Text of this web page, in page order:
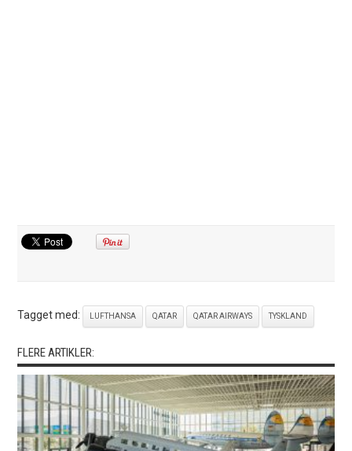
Tagget med: LUFTHANSA QATAR QATAR AIRWAYS TYSKLAND
FLERE ARTIKLER: